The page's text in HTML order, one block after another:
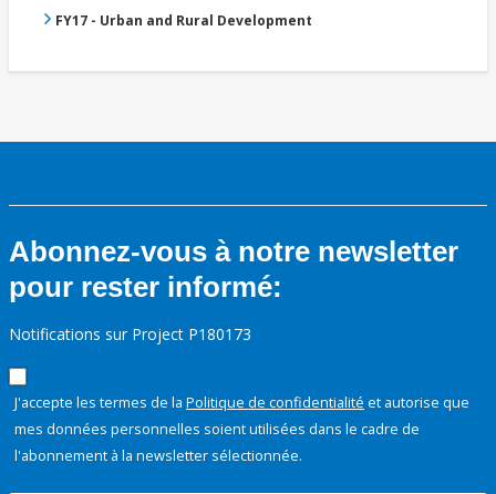
FY17 - Urban and Rural Development
Abonnez-vous à notre newsletter
pour rester informé:
Notifications sur Project P180173
J'accepte les termes de la Politique de confidentialité et autorise que
mes données personnelles soient utilisées dans le cadre de
l'abonnement à la newsletter sélectionnée.